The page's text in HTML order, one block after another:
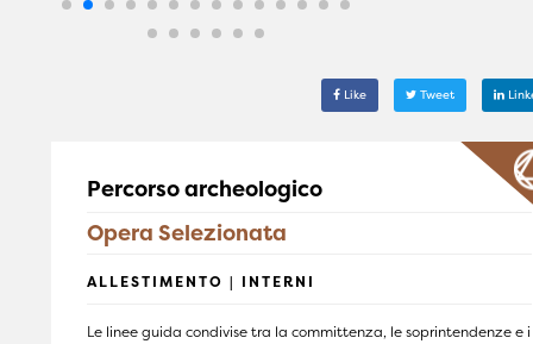
Like Tweet
Percorso archeologico
Opera Selezionata
ALLESTIMENTO | INTERNI
Le linee guida condivise tra la committenza, le soprintendenze e i